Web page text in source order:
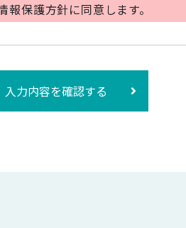
報保護方針に同意します。
入力内容を確認する